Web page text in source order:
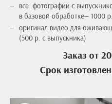
все фотографии с
в базовой обработке— 1000 р.
оригинал видео для
(500 р. с выпускника)
Заказ от
Срок